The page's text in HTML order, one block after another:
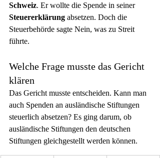
Schweiz. Er wollte die Spende in seiner
Steuererklärung absetzen. Doch die
Steuerbehörde sagte Nein, was zu Streit
führte.
Welche Frage musste das Gericht
klären
Das Gericht musste entscheiden. Kann man
auch Spenden an ausländische Stiftungen
steuerlich absetzen? Es ging darum, ob
ausländische Stiftungen den deutschen
Stiftungen gleichgestellt werden können.